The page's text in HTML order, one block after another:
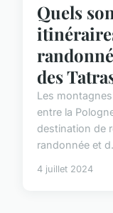
Quels
des
Les
entre la
destination de
randonnée et
4 juillet 2024